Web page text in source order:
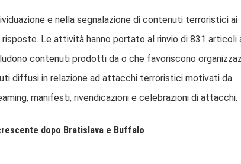
e nella segnalazione di contenuti terroristici ai
Le attività hanno portato al rinvio di 831 articoli
contenuti prodotti da o che favoriscono
diffusi in relazione ad attacchi terroristici motivati ​​da
manifesti, rivendicazioni e celebrazioni di attacchi.
dopo Bratislava e Buffalo